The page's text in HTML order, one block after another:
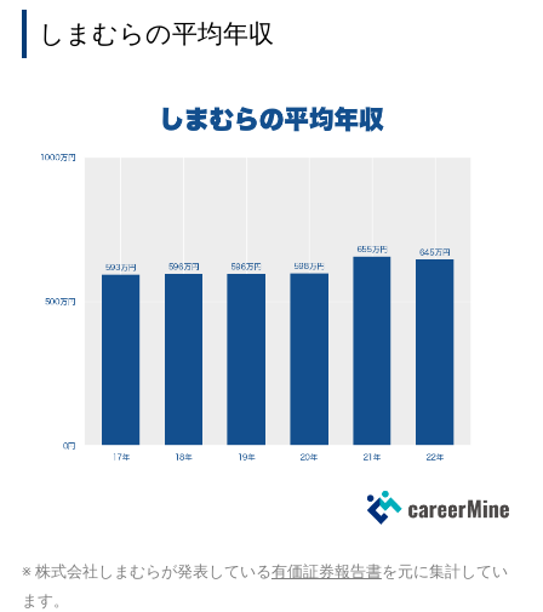
しまむらの平均年収
※ 株式会社しまむらが発表している有価証券報告書を元に集計してい
ます。